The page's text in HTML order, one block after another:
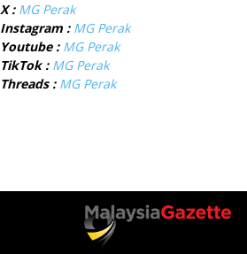
X : MG Perak
Instagram : MG Perak
Youtube : MG Perak
TikTok : MG Perak
Threads : MG Perak